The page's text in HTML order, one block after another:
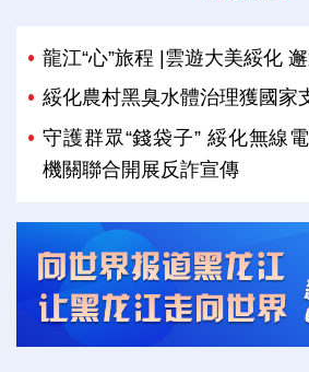
龍江“心”旅程 |雲遊大美綏化
綏化農村黑臭水體治理獲國家
守護群眾“錢袋子” 綏化無線
機關聯合開展反詐宣傳